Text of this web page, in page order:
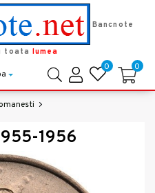
Bancnote
toata lumea
0 0
1956